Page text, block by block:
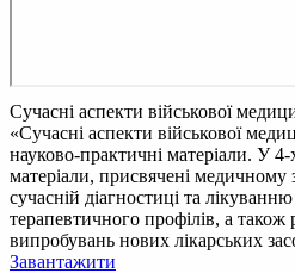
Сучасні аспекти військової
«Сучасні аспекти військової
науково-практичні матеріали. У
матеріали, присвячені медичному
сучасній діагностиці та
терапевтичного профілів, а також
випробувань нових лікарських
Завантажити